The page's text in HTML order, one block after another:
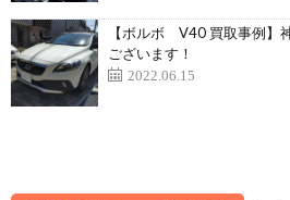
【ボルボ V40 買取事例】
ございます！
2022.06.15